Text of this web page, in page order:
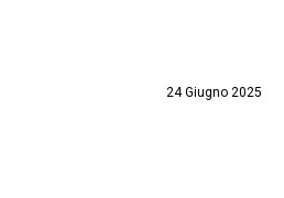
24 Giugno 2025